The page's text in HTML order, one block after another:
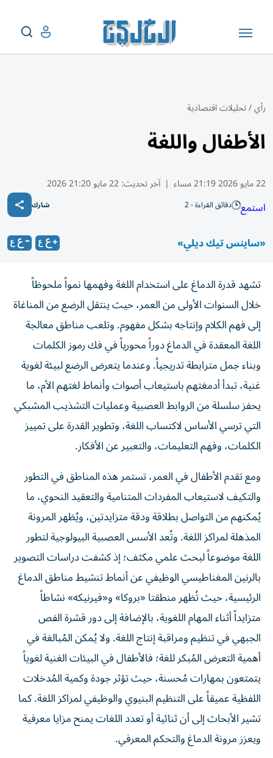
رأي/تحليلات اقتصادية
الأطفال واللغة
22 مايو 2026 21:19 مساء | آخر تحديث:22 مايو 21:20 2026
استمع دقائق القراءة - 2 شارك
«ساينس تيك ديلي»
تشهد قدرة الدماغ على استخدام اللغة وفهمها نمواً ملحوظاً
خلال السنوات الأولى من العمر، حيث ينتقل الرضع من المناغاة
إلى فهم الكلام وإنتاجه بشكل مفهوم. وتلعب مناطق معالجة
اللغة المعقدة في الدماغ دوراً محورياً في فك رموز الكلمات
وبناء جمل مترابطة تدريجياً. وعندما يتعرض الرضع لبيئة لغوية
غنية، تبدأ أدمغتهم باستيعاب أصوات وأنماط لغتهم الأم، ما
يحفز سلسلة من الروابط العصبية وعمليات التشذيب المشبكي
التي ترسي الأساس لاكتساب اللغة، وتطوير القدرة على تمييز
الكلمات، وفهم التعليمات، والتعبير عن الأفكار.
ومع تقدم الأطفال في العمر، تستمر هذه المناطق في التطور
والتكيف لاستيعاب المفردات المتنامية والتعقيد النحوي، ما
يُمكنهم من التواصل بطلاقة ودقة متزايدتين، ويُظهر المرونة
المذهلة لمراكز اللغة. وتُعد الأسس العصبية البيولوجية لتطور
اللغة موضوعاً لبحث علمي مكثف؛ إذ كشفت دراسات التصوير
بالرنين المغناطيسي الوظيفي عن أنماط تنشيط مناطق الدماغ
الرئيسية، حيث تُظهر منطقتا «بروكا» و«فيرنيكه» نشاطاً
متزايداً أثناء المهام اللغوية، بالإضافة إلى دور قشرة الفص
الجبهي في تنظيم ومراقبة إنتاج اللغة. ولا يُمكن المُبالغة في
أهمية التعرض المُبكر للغة؛ فالأطفال في البيئات الغنية لغوياً
يتمتعون بمهارات مُحسنة، حيث تؤثر جودة وكمية المُدخلات
اللفظية عميقاً على التنظيم البنيوي والوظيفي لمراكز اللغة. كما
تشير الأبحاث إلى أن ثنائية أو تعدد اللغات يمنح مزايا معرفية
ويعزز مرونة الدماغ والتحكم المعرفي.